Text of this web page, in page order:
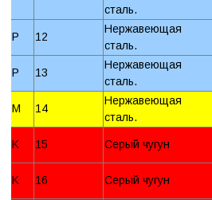
сталь.
P 12
Нержавеющая
сталь.
P 13
Нержавеющая
сталь.
M 14
Нержавеющая
сталь.
K 15 Серый чугун
K 16 Серый чугун